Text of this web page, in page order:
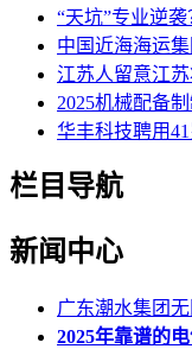
“天坑”专业逆
中国近海海运
江苏人留意江
2025机械配备
华丰科技聘用
栏目导航
新闻中心
广东潮水集团无
2025年靠谱的